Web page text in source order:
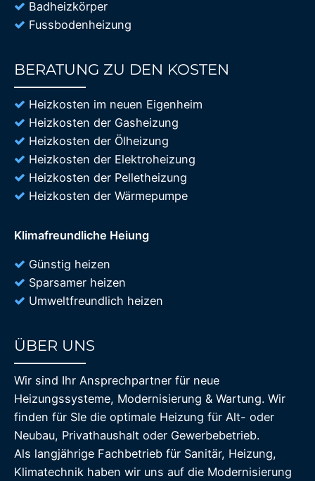
Badheizkörper
Fussbodenheizung
BERATUNG ZU DEN KOSTEN
Heizkosten im neuen Eigenheim
Heizkosten der Gasheizung
Heizkosten der Ölheizung
Heizkosten der Elektroheizung
Heizkosten der Pelletheizung
Heizkosten der Wärmepumpe
Klimafreundliche Heiung
Günstig heizen
Sparsamer heizen
Umweltfreundlich heizen
ÜBER UNS
Wir sind Ihr Ansprechpartner für neue
Heizungssysteme, Modernisierung & Wartung. Wir
finden für SIe die optimale Heizung für Alt- oder
Neubau, Privathaushalt oder Gewerbebetrieb.
Als langjährige Fachbetrieb für Sanitär, Heizung,
Klimatechnik haben wir uns auf die Modernisierung